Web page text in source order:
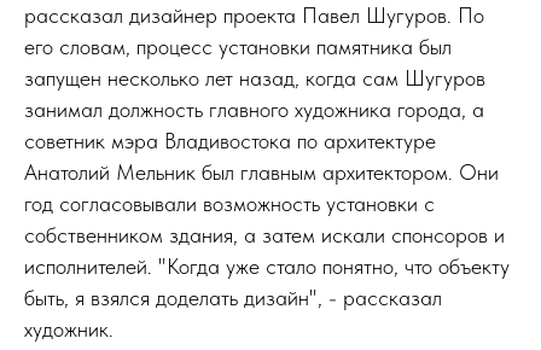
рассказал дизайнер проекта Павел Шугуров. По
его словам, процесс установки памятника был
запущен несколько лет назад, когда сам Шугуров
занимал должность главного художника города, а
советник мэра Владивостока по архитектуре
Анатолий Мельник был главным архитектором. Они
год согласовывали возможность установки с
собственником здания, а затем искали спонсоров и
исполнителей. "Когда уже стало понятно, что объекту
быть, я взялся доделать дизайн", - рассказал
художник.